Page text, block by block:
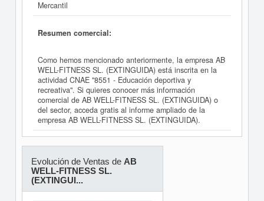
Mercantil
Resumen comercial:
Como hemos mencionado anteriormente, la empresa AB
WELL-FITNESS SL. (EXTINGUIDA) está inscrita en la
actividad CNAE "8551 - Educación deportiva y
recreativa". Si quieres conocer más información
comercial de AB WELL-FITNESS SL. (EXTINGUIDA) o
del sector, acceda gratis al informe ampliado de la
empresa AB WELL-FITNESS SL. (EXTINGUIDA).
Evolución de Ventas de AB
WELL-FITNESS SL.
(EXTINGUI...